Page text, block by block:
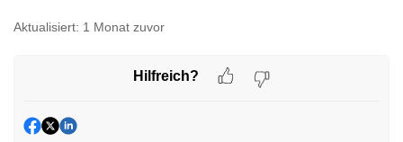
Aktualisiert: 1 Monat zuvor
Hilfreich?